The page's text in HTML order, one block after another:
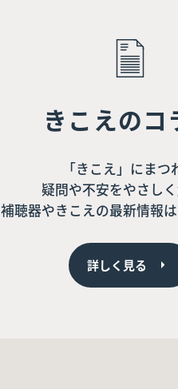
きこえのコ
「きこえ」にまつ
疑問や不安をやさしく
補聴器やきこえの最新情報は
詳しく見る